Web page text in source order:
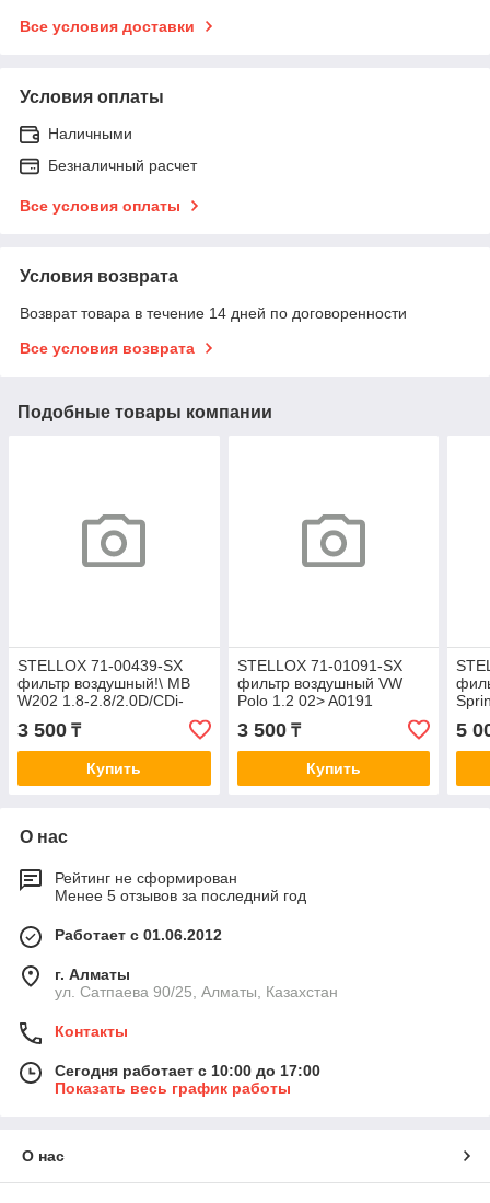
Все условия доставки
Условия оплаты
Наличными
Безналичный расчет
Все условия оплаты
Условия возврата
Возврат товара в течение 14 дней по договоренности
Все условия возврата
Подобные товары компании
STELLOX 71-00439-SX
фильтр воздушный!\ MB
W202 1.8-2.8/2.0D/CDi-
2.5D/TD 93> / W163 2.3-
5.5 98> A0053
3 500 ₸
Купить
STELLOX 71-01091-SX
фильтр воздушный VW
Polo 1.2 02> A0191
3 500₸
Купить
5
О нас
Рейтинг не сформирован
Менее 5 отзывов за последний год
Работает с 01.06.2012
г. Алматы
ул. Сатпаева 90/25, Алматы, Казахстан
Контакты
Сегодня работает с 10:00 до 17:00
Показать весь график работы
О нас